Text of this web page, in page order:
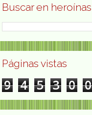
Buscar en heroínas
Páginas vistas
9 4 5 3 0 0